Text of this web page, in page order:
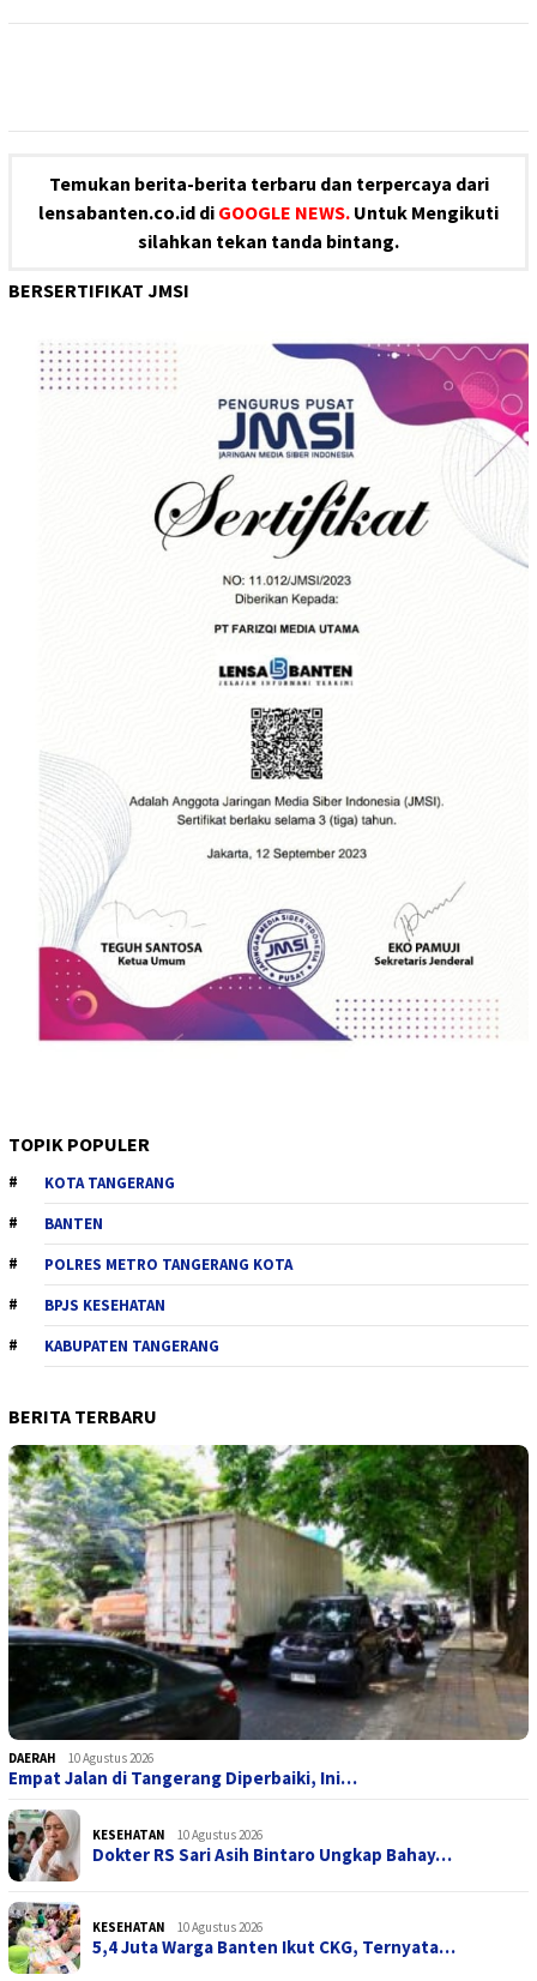
Temukan berita-berita terbaru dan terpercaya dari
lensabanten.co.id di GOOGLE NEWS. Untuk Mengikuti
silahkan tekan tanda bintang.
BERSERTIFIKAT JMSI
TOPIK POPULER
KOTA TANGERANG
BANTEN
POLRES METRO TANGERANG KOTA
BPJS KESEHATAN
KABUPATEN TANGERANG
BERITA TERBARU
DAERAH 10 Agustus 2026
Empat Jalan di Tangerang Diperbaiki, Ini…
KESEHATAN 10 Agustus 2026
Dokter RS Sari Asih Bintaro Ungkap Bahay…
KESEHATAN 10 Agustus 2026
5,4 Juta Warga Banten Ikut CKG, Ternyata…